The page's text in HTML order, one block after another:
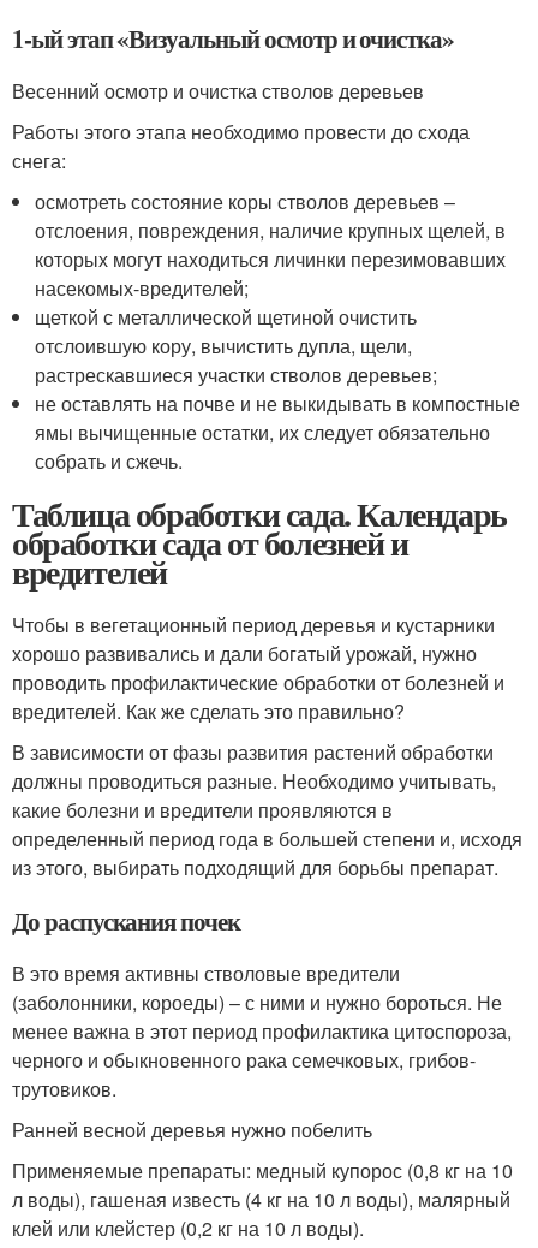
1-ый этап «Визуальный осмотр и очистка»
Весенний осмотр и очистка стволов деревьев
Работы этого этапа необходимо провести до схода
снега:
осмотреть состояние коры стволов деревьев –
отслоения, повреждения, наличие крупных щелей, в
которых могут находиться личинки перезимовавших
насекомых-вредителей;
щеткой с металлической щетиной очистить
отслоившую кору, вычистить дупла, щели,
растрескавшиеся участки стволов деревьев;
не оставлять на почве и не выкидывать в компостные
ямы вычищенные остатки, их следует обязательно
собрать и сжечь.
Таблица обработки сада. Календарь
обработки сада от болезней и
вредителей
Чтобы в вегетационный период деревья и кустарники
хорошо развивались и дали богатый урожай, нужно
проводить профилактические обработки от болезней и
вредителей. Как же сделать это правильно?
В зависимости от фазы развития растений обработки
должны проводиться разные. Необходимо учитывать,
какие болезни и вредители проявляются в
определенный период года в большей степени и, исходя
из этого, выбирать подходящий для борьбы препарат.
До распускания почек
В это время активны стволовые вредители
(заболонники, короеды) – с ними и нужно бороться. Не
менее важна в этот период профилактика цитоспороза,
черного и обыкновенного рака семечковых, грибов-
трутовиков.
Ранней весной деревья нужно побелить
Применяемые препараты: медный купорос (0,8 кг на 10
л воды), гашеная известь (4 кг на 10 л воды), малярный
клей или клейстер (0,2 кг на 10 л воды).